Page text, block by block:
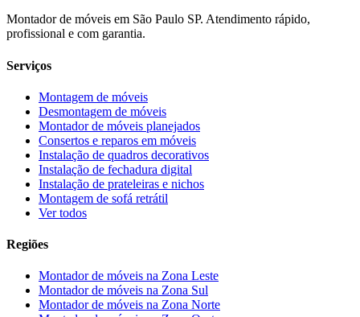
Montador de móveis em São Paulo SP. Atendimento rápido,
profissional e com garantia.
Serviços
Montagem de móveis
Desmontagem de móveis
Montador de móveis planejados
Consertos e reparos em móveis
Instalação de quadros decorativos
Instalação de fechadura digital
Instalação de prateleiras e nichos
Montagem de sofá retrátil
Ver todos
Regiões
Montador de móveis na Zona Leste
Montador de móveis na Zona Sul
Montador de móveis na Zona Norte